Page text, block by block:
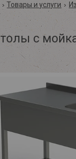
Товары и услуги
с